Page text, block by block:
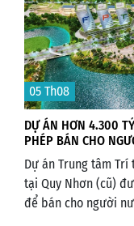
05 Th08
DỰ ÁN HƠN 4.300
PHÉP BÁN CHO
Dự án Trung tâm
tại Quy Nhơn (cũ)
để bán cho người